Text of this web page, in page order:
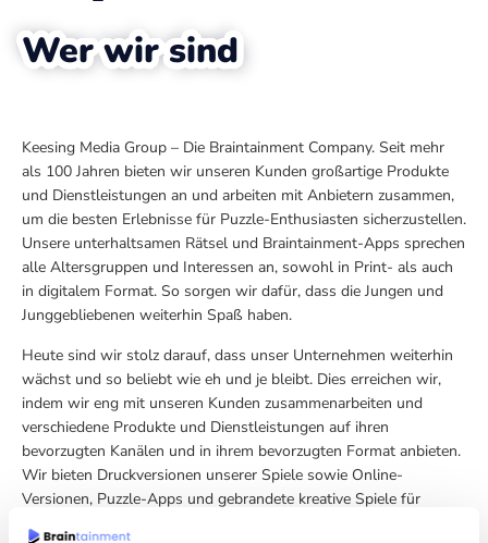
Wer wir sind
Keesing Media Group – Die Braintainment Company. Seit mehr
als 100 Jahren bieten wir unseren Kunden großartige Produkte
und Dienstleistungen an und arbeiten mit Anbietern zusammen,
um die besten Erlebnisse für Puzzle-Enthusiasten sicherzustellen.
Unsere unterhaltsamen Rätsel und Braintainment-Apps sprechen
alle Altersgruppen und Interessen an, sowohl in Print- als auch
in digitalem Format. So sorgen wir dafür, dass die Jungen und
Junggebliebenen weiterhin Spaß haben.
Heute sind wir stolz darauf, dass unser Unternehmen weiterhin
wächst und so beliebt wie eh und je bleibt. Dies erreichen wir,
indem wir eng mit unseren Kunden zusammenarbeiten und
verschiedene Produkte und Dienstleistungen auf ihren
bevorzugten Kanälen und in ihrem bevorzugten Format anbieten.
Wir bieten Druckversionen unserer Spiele sowie Online-
Versionen, Puzzle-Apps und gebrandete kreative Spiele für